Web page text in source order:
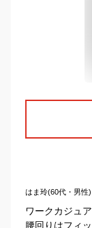
はま玲(60代・男性)
ワークカジュ
腰回りはフィ